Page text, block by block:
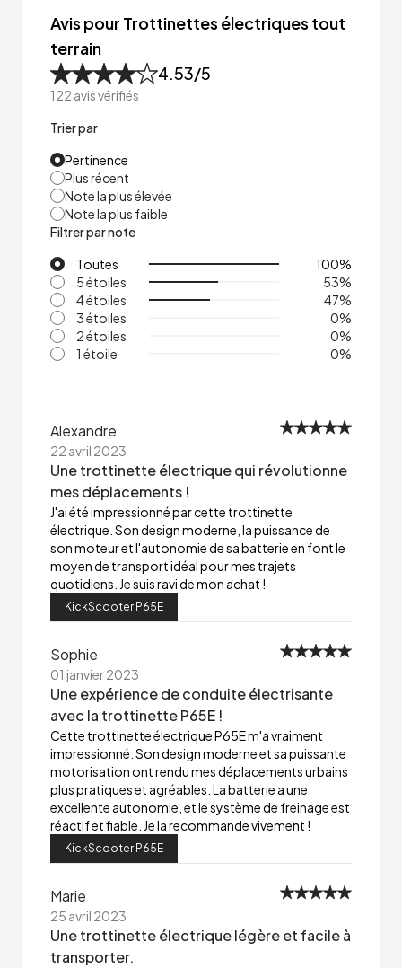
Avis pour Trottinettes électriques tout
terrain
4.53/5
122 avis vérifiés
Trier par
Pertinence
Plus récent
Note la plus élevée
Note la plus faible
Filtrer par note
Toutes
100%
5 étoiles
53%
4 étoiles
47%
3 étoiles
0%
2 étoiles
0%
1 étoile
0%
Alexandre
22 avril 2023
Une trottinette électrique qui révolutionne
mes déplacements !
J'ai été impressionné par cette trottinette
électrique. Son design moderne, la puissance de
son moteur et l'autonomie de sa batterie en font le
moyen de transport idéal pour mes trajets
quotidiens. Je suis ravi de mon achat !
KickScooter P65E
Sophie
01 janvier 2023
Une expérience de conduite électrisante
avec la trottinette P65E !
Cette trottinette électrique P65E m'a vraiment
impressionné. Son design moderne et sa puissante
motorisation ont rendu mes déplacements urbains
plus pratiques et agréables. La batterie a une
excellente autonomie, et le système de freinage est
réactif et fiable. Je la recommande vivement !
KickScooter P65E
Marie
25 avril 2023
Une trottinette électrique légère et facile à
transporter.